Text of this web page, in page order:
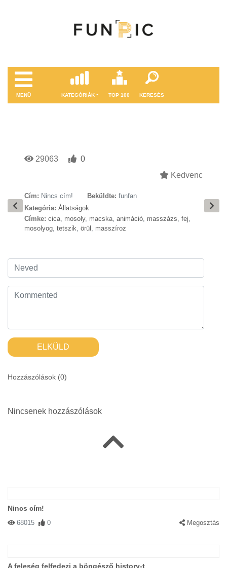
MENÜ KATEGÓRIÁK TOP 100 KERESÉS
29063
0
Kedvenc
Cím: Nincs cím! Beküldte: funfan
Kategória: Állatságok
Címke: cica, mosoly, macska, animáció, masszázs, fej,
mosolyog, tetszik, örül , masszíroz
ELKÜLD
Hozzászólások (0)
Nincsenek hozzászólások
Nincs cím!
68015 0 Megosztás
A feleség felfedezi a böngésző history-t